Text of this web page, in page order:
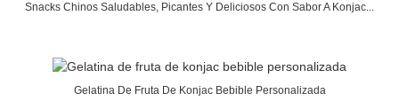
Snacks Chinos Saludables, Picantes Y Deliciosos Con Sabor A Konjac...
Gelatina De Fruta De Konjac Bebible Personalizada